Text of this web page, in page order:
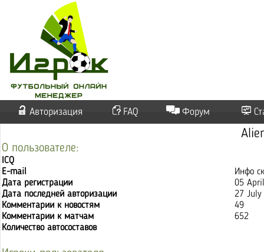
Авторизация FAQ Форум
О пользователе:
ICQ
E-mail
Инфо
Дата регистрации
05
Дата последней авторизации
27 July
Комментарии к новостям
49
Комментарии к матчам
652
Количество автосоставов